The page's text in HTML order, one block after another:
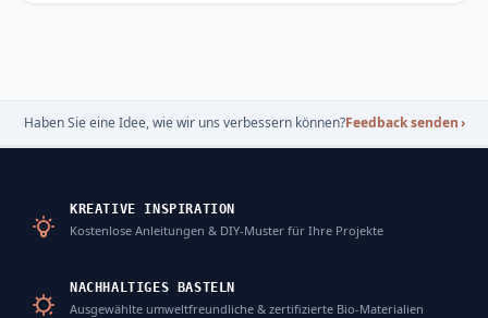
Haben Sie eine Idee, wie wir uns verbessern können?Feedback senden›
KREATIVE INSPIRATION
Kostenlose Anleitungen & DIY-Muster für Ihre Projekte
NACHHALTIGES BASTELN
Ausgewählte umweltfreundliche & zertifizierte Bio-Materialien